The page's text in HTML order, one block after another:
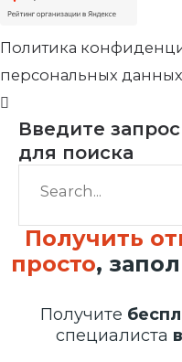
Политика
персональных
Введите
для поиска
Получить
просто,
Получите
специалиста